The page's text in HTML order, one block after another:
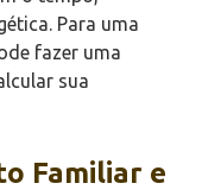
Para uma
fazer uma
sua
Familiar e